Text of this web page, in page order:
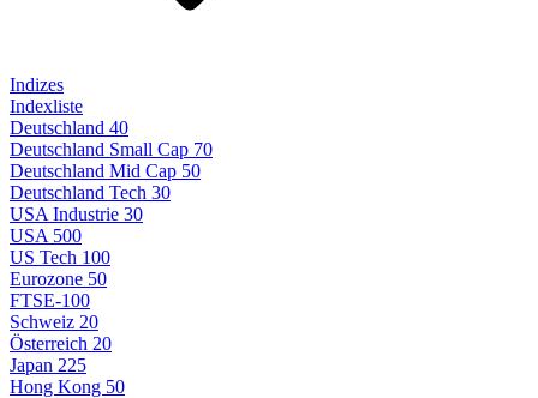
Indizes
Indexliste
Deutschland 40
Deutschland Small Cap 70
Deutschland Mid Cap 50
Deutschland Tech 30
USA Industrie 30
USA 500
US Tech 100
Eurozone 50
FTSE-100
Schweiz 20
Österreich 20
Japan 225
Hong Kong 50